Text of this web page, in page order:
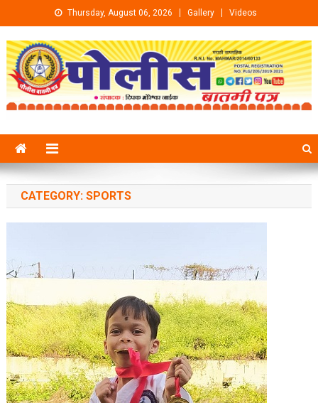
Skip to content Thursday, August 06, 2026 Gallery Videos
CATEGORY: SPORTS